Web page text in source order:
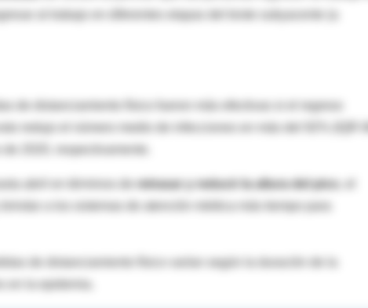
al trabajo en diferentes etapas del brote subyacente (a
de distanciamiento físico fueron más efectivas si el regreso
retrasar y reducir la altura del pico
a los sistemas de atención médica más tiempo para
de distanciamiento físico varían según la duración de la
en la epidemia.